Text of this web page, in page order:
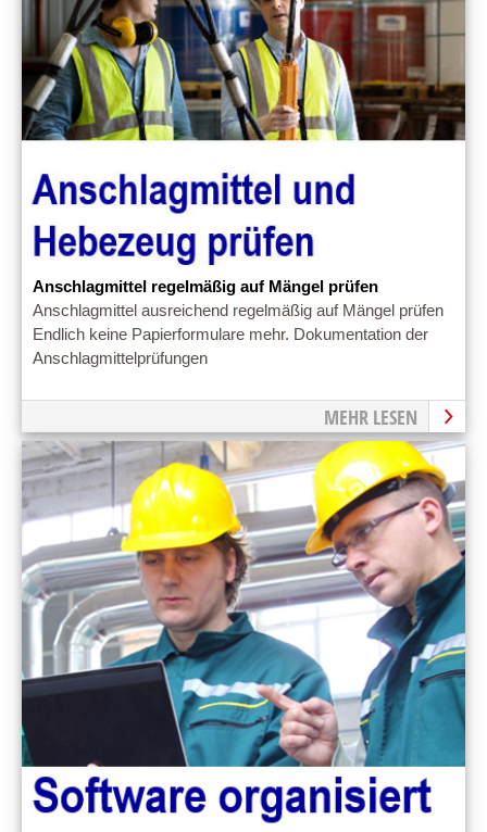
Anschlagmittel regelmäßig auf Mängel prüfen
Anschlagmittel ausreichend regelmäßig auf Mängel prüfen
Endlich keine Papierformulare mehr. Dokumentation der
Anschlagmittelprüfungen
MEHR LESEN